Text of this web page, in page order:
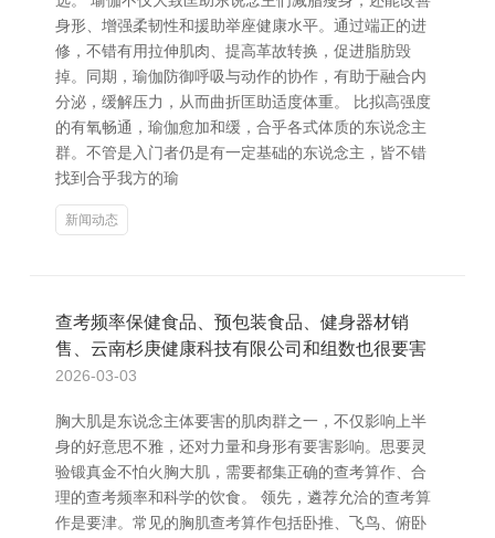
身形、增强柔韧性和援助举座健康水平。通过端正的进
修，不错有用拉伸肌肉、提高革故转换，促进脂肪毁
掉。同期，瑜伽防御呼吸与动作的协作，有助于融合内
分泌，缓解压力，从而曲折匡助适度体重。 比拟高强度
的有氧畅通，瑜伽愈加和缓，合乎各式体质的东说念主
群。不管是入门者仍是有一定基础的东说念主，皆不错
找到合乎我方的瑜
新闻动态
查考频率保健食品、预包装食品、健身器材销
售、云南杉庚健康科技有限公司和组数也很要害
2026-03-03
胸大肌是东说念主体要害的肌肉群之一，不仅影响上半
身的好意思不雅，还对力量和身形有要害影响。思要灵
验锻真金不怕火胸大肌，需要都集正确的查考算作、合
理的查考频率和科学的饮食。 领先，遴荐允洽的查考算
作是要津。常见的胸肌查考算作包括卧推、飞鸟、俯卧